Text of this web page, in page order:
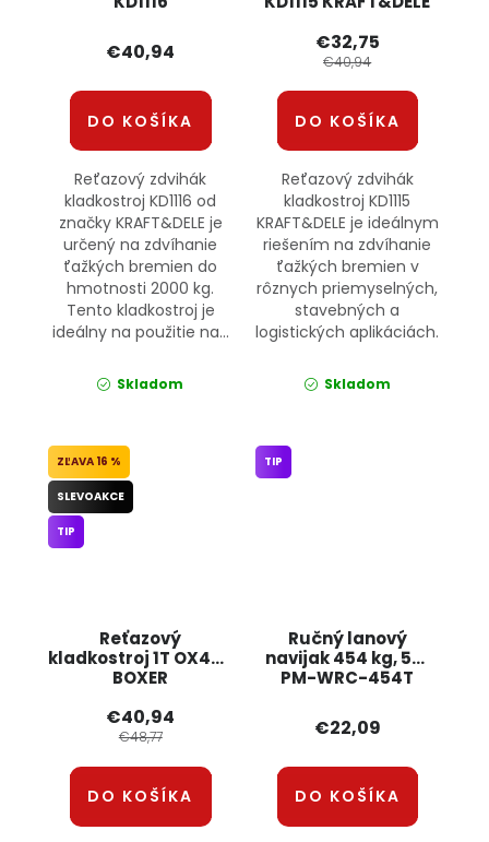
€40,94
DO KOŠÍKA
Reťazový zdvihák
kladkostroj KD1116 od
značky KRAFT&DELE je
určený na zdvíhanie
ťažkých bremien do
hmotnosti 2000 kg.
Tento kladkostroj je
ideálny na použitie na...
Skladom
€32,75
€40,94
DO KOŠÍKA
Reťazový zdvihák
kladkostroj KD1115
KRAFT&DELE je ideálnym
riešením na zdvíhanie
ťažkých bremien v
rôznych priemyselných,
stavebných a
logistických aplikáciách.
Skladom
Reťazový
kladkostroj 1T OX459
BOXER
16 %
SLEVOAKCE
TIP
€40,94
€48,77
DO KOŠÍKA
Ručný lanový
navijak 454 kg, 5m
PM-WRC-454T
TIP
€22,09
DO KOŠÍKA